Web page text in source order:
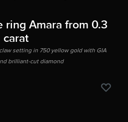
ring Amara from 0.3
carat
setting in 750 yellow gold with GIA
brilliant-cut diamond